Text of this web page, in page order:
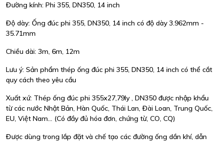
Đường kính: Phi 355, DN350, 14 inch
Độ dày: Ống đúc phi 355, DN350, 14 inch có độ dày 3.962mm -
35.71mm
Chiều dài: 3m, 6m, 12m
Lưu ý: Sản phẩm thép ống đúc phi 355, DN350, 14 inch có thể cắt
quy cách theo yêu cầu
Xuất xứ: Thép ống đúc phi 355x27,79ly , DN350 được nhập khẩu
từ các nước Nhật Bản, Hàn Quốc, Thái Lan, Đài Loan, Trung Quốc,
EU, Việt Nam... (Có đầy đủ hóa đơn, chứng từ, CO, CQ)
Được dùng trong lắp đặt và chế tạo các đường ống dần khí, dẫn